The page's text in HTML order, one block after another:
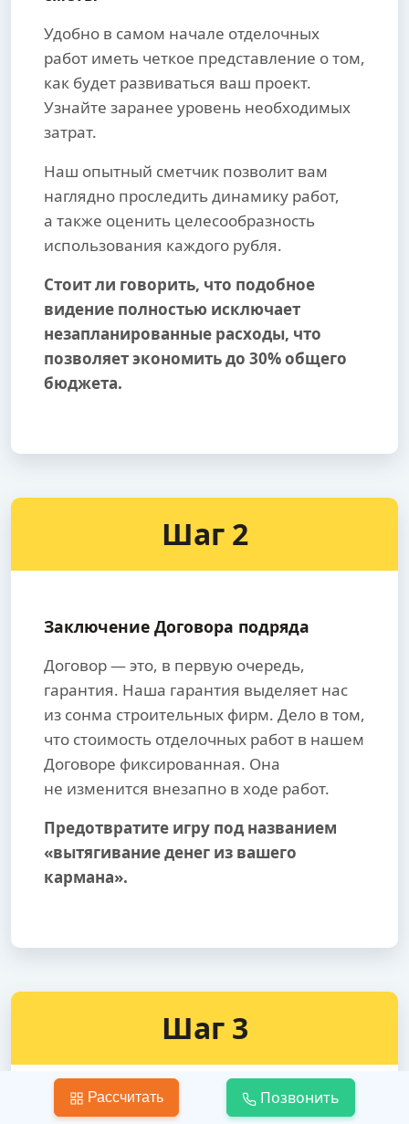
Удобно в самом начале отделочных
работ иметь четкое представление о том,
как будет развиваться ваш проект.
Узнайте заранее уровень необходимых
затрат.
Наш опытный сметчик позволит вам
наглядно проследить динамику работ,
а также оценить целесообразность
использования каждого рубля.
Стоит ли говорить, что подобное
видение полностью исключает
незапланированные расходы, что
позволяет экономить до 30% общего
бюджета.
Шаг 2
Заключение Договора подряда
Договор — это, в первую очередь,
гарантия. Наша гарантия выделяет нас
из сонма строительных фирм. Дело в том,
что стоимость отделочных работ в нашем
Договоре фиксированная. Она
не изменится внезапно в ходе работ.
Предотвратите игру под названием
«вытягивание денег из вашего
кармана».
Шаг 3
Рассчитать Позвонить